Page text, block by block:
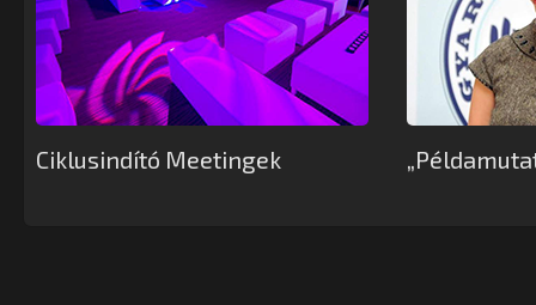
Ciklusindító Meetingek